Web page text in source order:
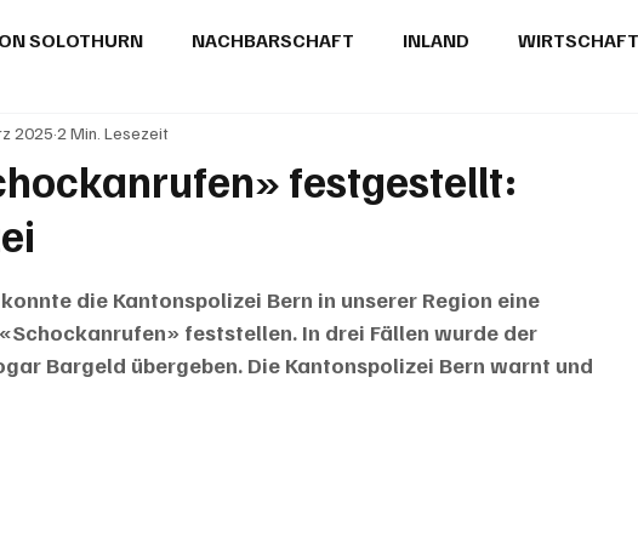
SOLOTHURN NACHBARSCHAFT INLAND WIRTSCHAFT
LESERBRIEFE
festgestellt:
2025 2 Min. Lesezeit
die Kantonspolizei Bern in unserer Region eine
feststellen. In drei Fällen wurde der
Bargeld übergeben. Die Kantonspolizei Bern warnt und